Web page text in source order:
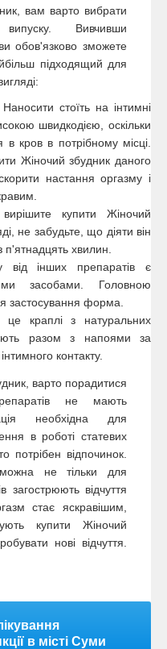
вам варто вибрати
Вивчивши
обов'язково зможете
підходящий для
стоїть на інтимні
швидкодією, оскільки
в кров в потрібному місці.
Жіночий збудник даного
настання оргазму і
купити Жіночий
не забудьте, що діяти він
хвилин.
від інших препаратів є
засобами. Головною
застосування форма.
це краплі з натуральних
разом з напоями за
контакту.
варто порадитися
не мають
необхідна для
в роботі статевих
потрібен відпочинок.
не тільки для
загострюють відчуття
стає яскравішим,
купити Жіночий
нові відчуття.
в місті Суми